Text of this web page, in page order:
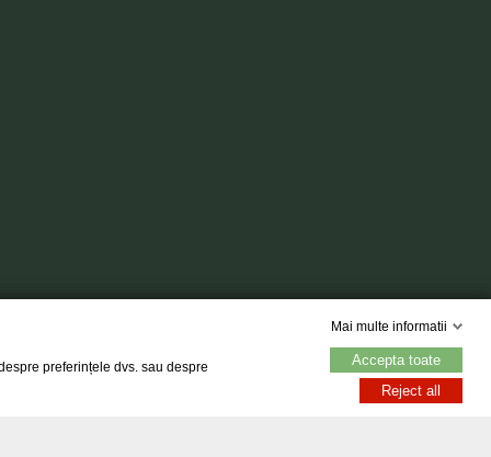
preferințele dvs. sau despre
Mai multe informatii
Accepta toate
Reject all